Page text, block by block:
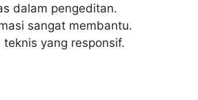
dalam pengeditan.
sangat membantu.
teknis yang responsif.